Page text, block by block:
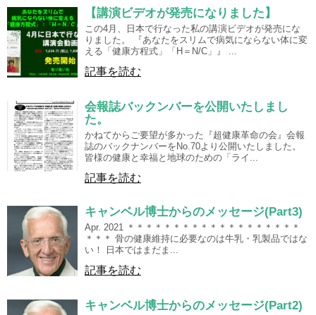
【講演ビデオが発売になりました】
この4月、日本で行なった私の講演ビデオが発売にな
りました。 『あなたをスリムで病気にならない体に変
える「健康方程式」「H＝N/C」』 ...
記事を読む
会報誌バックンバーを公開いたしまし
た。
かねてからご要望が多かった『超健康革命の会』会報
誌のバックナンバーをNo.70より公開いたしました。
皆様の健康と幸福と地球のための「ライ...
記事を読む
キャンベル博士からのメッセージ(Part3)
Apr. 2021 ＊＊＊＊＊＊＊＊＊＊＊＊＊＊＊＊＊＊＊
＊＊＊ 骨の健康維持に必要なのは牛乳・乳製品ではな
い！ 日本ではまだま...
記事を読む
キャンベル博士からのメッセージ(Part2)